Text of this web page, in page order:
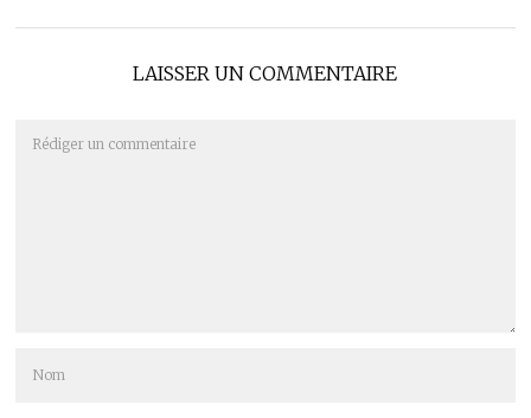
LAISSER UN COMMENTAIRE